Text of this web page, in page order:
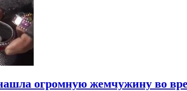
огромную жемчужину во